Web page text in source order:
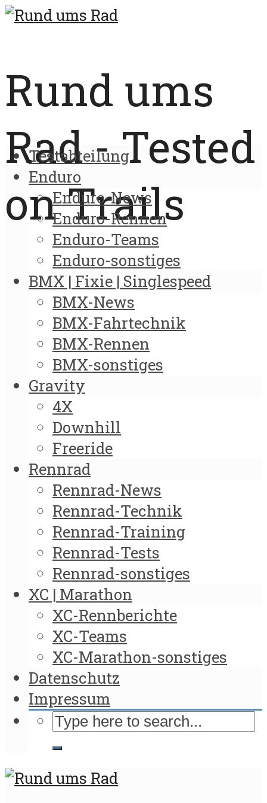
Rund ums
Rad - Tested
on Trails
Testabteilung
Enduro
Enduro-News
Enduro-Rennen
Enduro-Teams
Enduro-sonstiges
BMX | Fixie | Singlespeed
BMX-News
BMX-Fahrtechnik
BMX-Rennen
BMX-sonstiges
Gravity
4X
Downhill
Freeride
Rennrad
Rennrad-News
Rennrad-Technik
Rennrad-Training
Rennrad-Tests
Rennrad-sonstiges
XC | Marathon
XC-Rennberichte
XC-Teams
XC-Marathon-sonstiges
Datenschutz
Impressum